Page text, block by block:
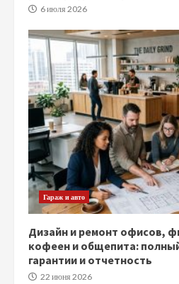
6 июля 2026
Гараж и авто
Дизайн и ремонт офисов,
кофеен и общепита:
гарантии и отчетность
22 июня 2026